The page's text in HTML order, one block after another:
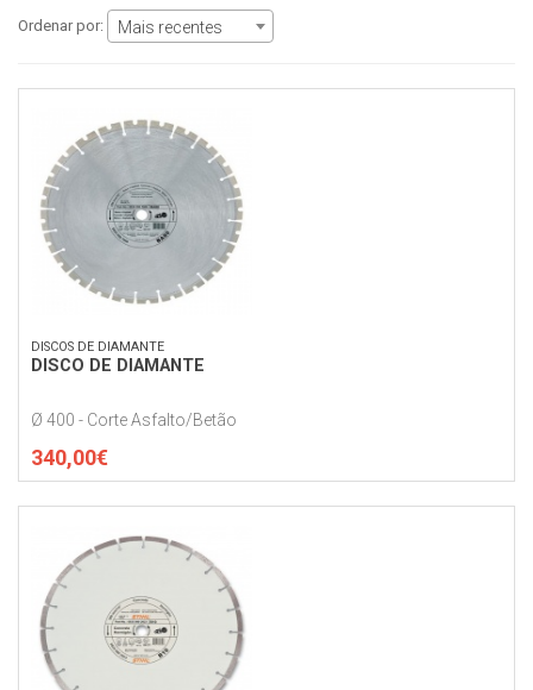
Ordenar por: Mais recentes
DISCOS DE DIAMANTE
DISCO DE DIAMANTE
Ø 400 - Corte Asfalto/Betão
340,00€